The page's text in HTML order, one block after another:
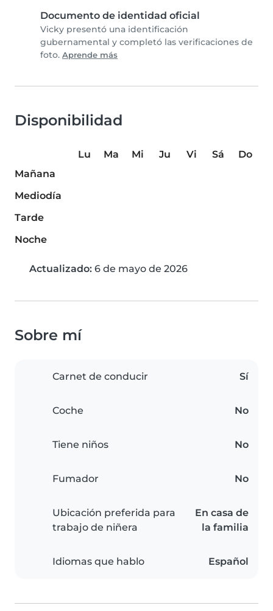
Documento de identidad oficial
Vicky presentó una identificación
gubernamental y completó las verificaciones de
foto. Aprende más
Disponibilidad
Lu Ma Mi Ju Vi Sá
Do
Mañana
Mediodía
Tarde
Noche
Actualizado: 6 de mayo de 2026
Sobre mí
Carnet de conducir Sí
Coche No
Tiene niños No
Fumador No
Ubicación preferida para
trabajo de niñera
En casa de
la familia
Idiomas que hablo Español